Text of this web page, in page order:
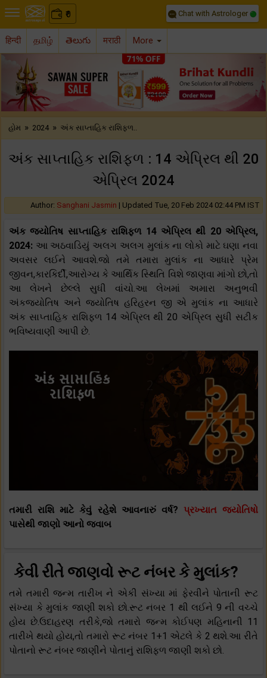
₹
0 Chat with Astrologer
हिन्दी தமிழ் తెలుగు मराठी More
Previous
હોમ » 2024 » અંક સાપ્તાહિક રાશિફળ..
અંક સાપ્તાહિક રાશિફળ : 14 એપ્રિલ થી 20
એપ્રિલ 2024
Author: Sanghani Jasmin | Updated Tue, 20 Feb 2024 02:44 PM IST
અંક જ્યોતિષ સાપ્તાહિક રાશિફળ 14 એપ્રિલ થી 20 એપ્રિલ,
2024: આ અઠવાડિયું અલગ અલગ મુલાંક ના લોકો માટે ઘણા નવા
અવસર લઈને આવશે.જો તમે તમારા મુલાંક ના આધારે પ્રેમ
જીવન,કારકિર્દી,આરોગ્ય કે આર્થિક સ્થિતિ વિશે જાણવા માંગો છો,તો
આ લેખને છેલ્લે સુધી વાંચો.આ લેખમાં અમારા અનુભવી
અંકજ્યોતિષ અને જ્યોતિષ હરિહરન જી એ મુલાંક ના આધારે
અંક સાપ્તાહિક રાશિફળ 14 એપ્રિલ થી 20 એપ્રિલ સુધી સટીક
ભવિષ્યવાણી આપી છે.
તમારી રાશિ માટે કેવું રહેશે આવનારું વર્ષ? પ્રખ્યાત જ્યોતિષો
પાસેથી જાણો આનો જવાબ
કેવી રીતે જાણવો રૂટ નંબર કે મુલાંક?
તમે તમારી જન્મ તારીખ ને એકી સંખ્યા માં ફેરવીને પોતાની રૂટ
સંખ્યા કે મુલાંક જાણી શકો છો.રૂટ નંબર 1 થી લઈને 9 ની વચ્ચે
હોય છે.ઉદાહરણ તરીકે,જો તમારો જન્મ કોઈપણ મહિનાની 11
તારીખે થયો હોય,તો તમારો રૂટ નંબર 1+1 એટલે કે 2 થશે.આ રીતે
પોતાનો રૂટ નંબર જાણીને પોતાનું રાશિફળ જાણી શકો છો.